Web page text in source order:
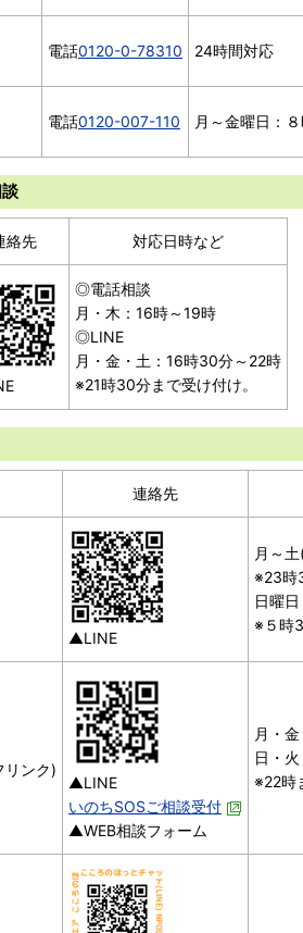
電話0120-0-78310 24時間対応
電話0120-007-110 月～金曜日：
絡先 対応日時など
◎電話相談
月・木：16時～19時
◎LINE
月・金・土：16時30分～22時
※21時30分まで受け付け。
連絡先
▲LINE
月～
※23時
日曜
※５時
リンク)
▲LINE
いのちSOSご相談受付
▲WEB相談フォーム
月・
日・
※22時